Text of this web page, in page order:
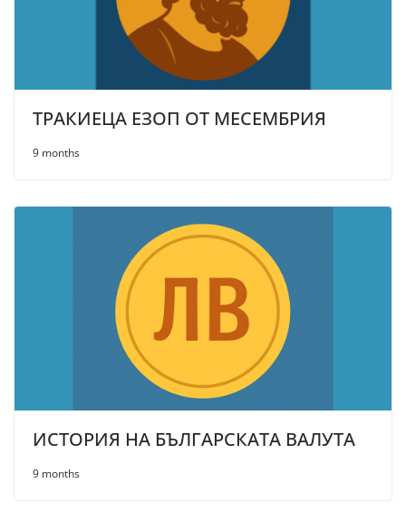
ТРАКИЕЦА ЕЗОП ОТ МЕСЕМБРИЯ
9 months
ИСТОРИЯ НА БЪЛГАРСКАТА ВАЛУТА
9 months